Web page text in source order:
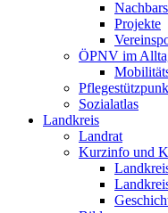
Projekte
ÖPNV im
Sozialatlas
Landkreis
Landrat
Kurzinfo und